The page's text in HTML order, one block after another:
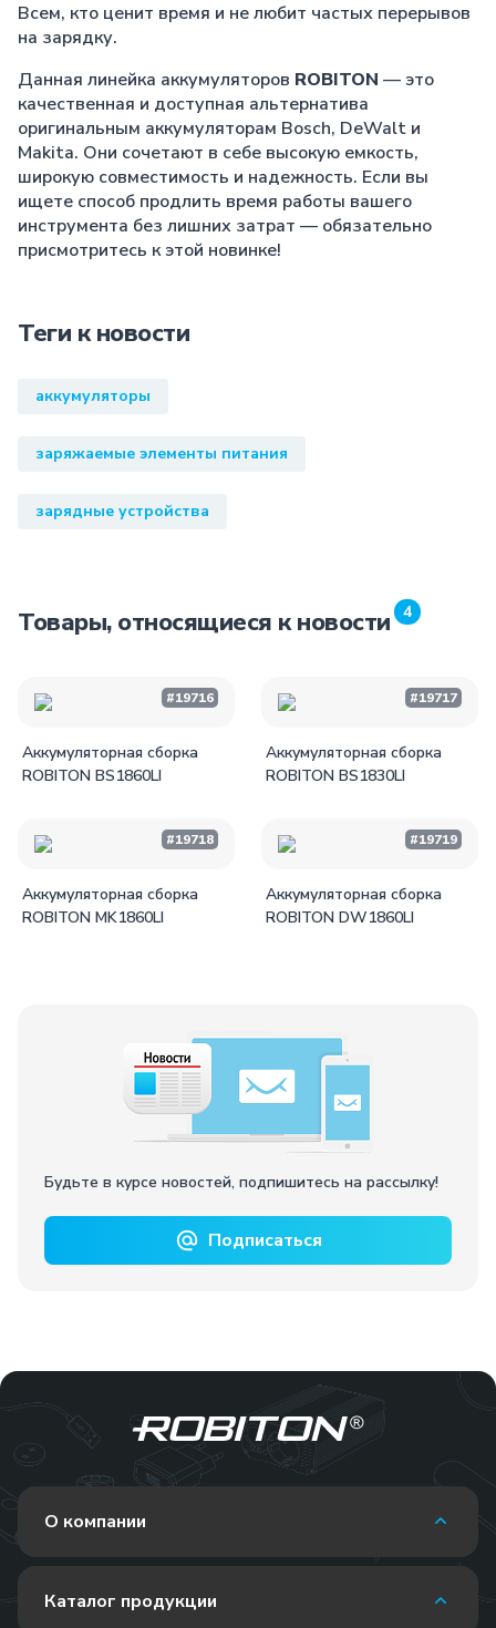
Всем, кто ценит время и не любит частых перерывов
на зарядку.
Данная линейка аккумуляторов ROBITON — это
качественная и доступная альтернатива
оригинальным аккумуляторам Bosch, DeWalt и
Makita. Они сочетают в себе высокую емкость,
широкую совместимость и надежность. Если вы
ищете способ продлить время работы вашего
инструмента без лишних затрат — обязательно
присмотритесь к этой новинке!
Теги к новости
аккумуляторы
заряжаемые элементы питания
зарядные устройства
Товары, относящиеся к новости 4
#19716
Аккумуляторная сборка
ROBITON BS1860LI
#19717
Аккумуляторная сборка
ROBITON BS1830LI
#19718
Аккумуляторная сборка
ROBITON MK1860LI
#19719
Аккумуляторная сборка
ROBITON DW1860LI
Будьте в курсе новостей, подпишитесь на рассылку!
Подписаться
О компании
Каталог продукции